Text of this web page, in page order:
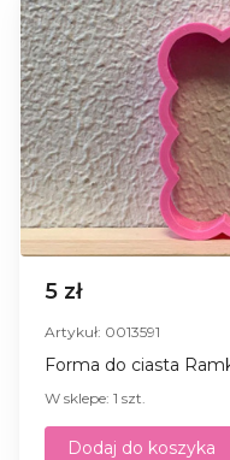
5 zł
Artykuł: 0013591
Forma do ciasta
W sklepe: 1 szt.
Dodaj do koszyka